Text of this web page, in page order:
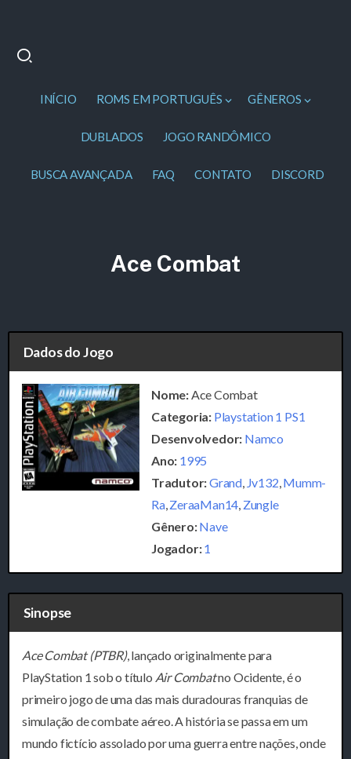
INÍCIO ROMS EM PORTUGUÊS GÊNEROS
DUBLADOS JOGO RANDÔMICO
BUSCA AVANÇADA FAQ CONTATO DISCORD
Ace Combat
Dados do Jogo
Nome: Ace Combat
Categoria: Playstation 1 PS1
Desenvolvedor: Namco
Ano: 1995
Tradutor:Grand Jv132 Mumm-
Ra, ZeraaMan14 Zungle
Gênero:Nave
Jogador:1
Sinopse
Ace Combat (PTBR), lançado originalmente para
PlayStation 1 sob o título Air Combatno Ocidente, é o
primeiro jogo de uma das mais duradouras franquias de
simulação de combate aéreo. A história se passa em um
mundo fictício assolado por uma guerra entre nações, onde